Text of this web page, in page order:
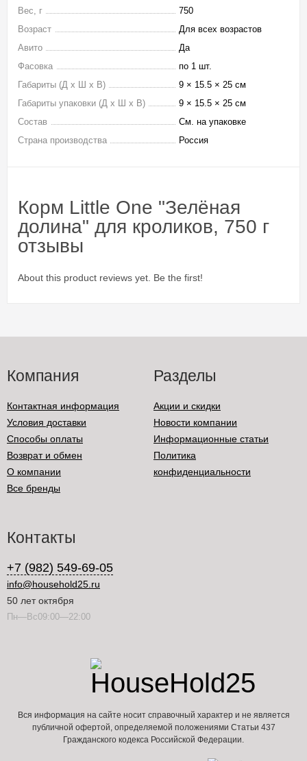
Вес, г
750
Возраст
Для всех возрастов
Авито
Да
Фасовка
по 1 шт.
Габариты (Д х Ш х В)
9 × 15.5 × 25 см
Габариты упаковки (Д х Ш х В)
9 × 15.5 × 25 см
Состав
См. на упаковке
Страна производства
Россия
Корм Little One "Зелёная
долина" для кроликов, 750 г
отзывы
About this product reviews yet. Be the first!
Компания
Контактная информация
Условия доставки
Способы оплаты
Возврат и обмен
О компании
Все бренды
Разделы
Акции и скидки
Новости компании
Информационные статьи
Политика
конфиденциальности
Контакты
+7 (982) 549-69-05
info@household25.ru
50 лет октября
Пн—Вс09:00—22:00
Вся информация на сайте носит справочный характер и не является
публичной офертой, определяемой положениями Статьи 437
Гражданского кодекса Российской Федерации.